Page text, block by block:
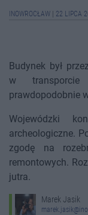
INOWROCŁAW 22 LIPCA
Budynek był
w transporcie
prawdopodobnie
Wojewódzki
archeologiczne.
zgodę na
remontowych.
jutra.
Marek Jasik